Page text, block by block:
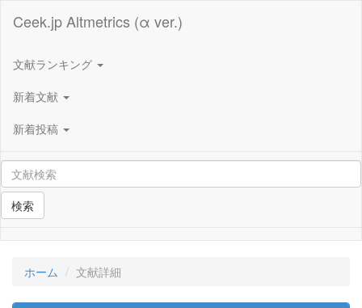
Ceek.jp Altmetrics (α ver.)
文献ランキング
新着文献
新着投稿
検索
ホーム 文献詳細